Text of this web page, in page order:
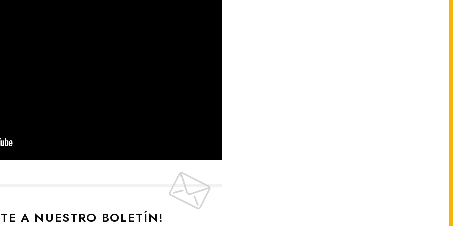
A NUESTRO BOLETÍN!